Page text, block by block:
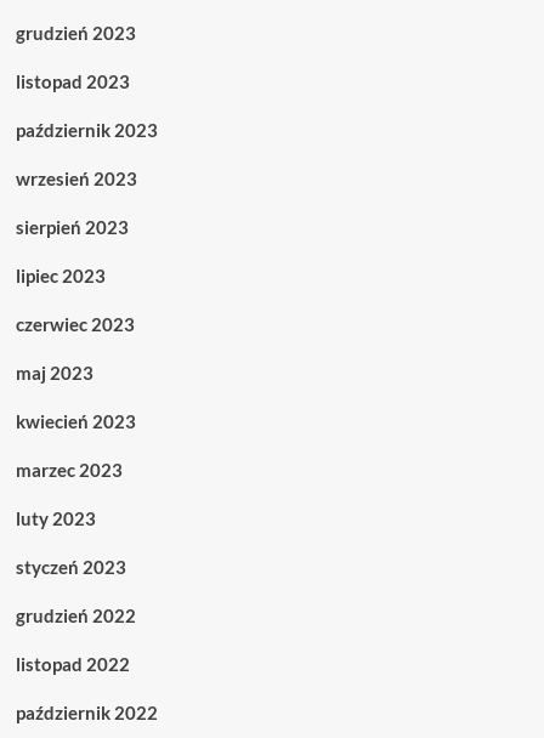
grudzień 2023
listopad 2023
październik 2023
wrzesień 2023
sierpień 2023
lipiec 2023
czerwiec 2023
maj 2023
kwiecień 2023
marzec 2023
luty 2023
styczeń 2023
grudzień 2022
listopad 2022
październik 2022